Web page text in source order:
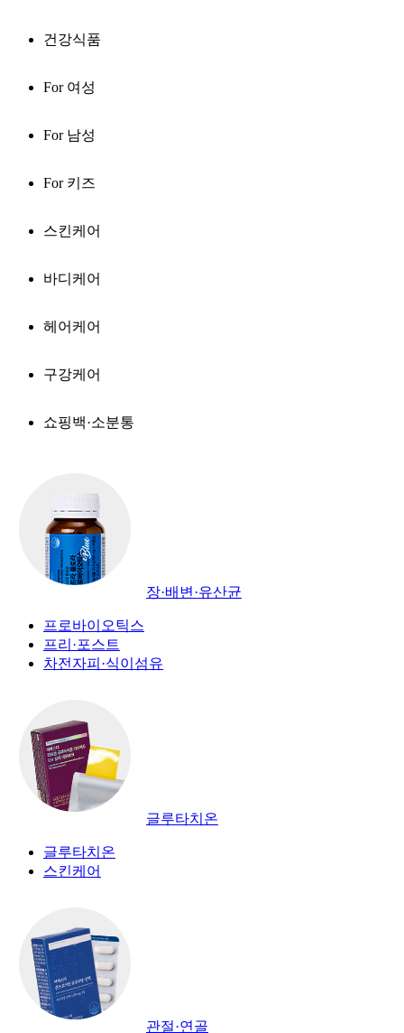
건강식품
For 여성
For 남성
For 키즈
스킨케어
바디케어
헤어케어
구강케어
쇼핑백·소분통
장·배변·유산균
프로바이오틱스
프리·포스트
차전자피·식이섬유
글루타치온
글루타치온
스킨케어
관절·연골